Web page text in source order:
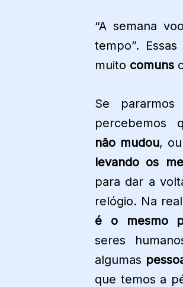
“A semana
tempo”.
muito comuns
Se pararmos
percebemos
não mudou, ou
levando os
para dar a
relógio. Na
é o mesmo
seres
algumas
que temos a